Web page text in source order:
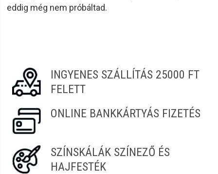
eddig még nem próbáltad.
INGYENES SZÁLLÍTÁS 25000 FT
FELETT
ONLINE BANKKÁRTYÁS FIZETÉS
SZÍNSKÁLÁK SZÍNEZŐ ÉS
HAJFESTÉK